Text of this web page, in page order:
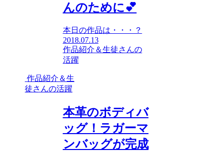
んのために💕
本日の作品は・・・？
2018.07.13
作品紹介＆生徒さんの
活躍
作品紹介＆生
徒さんの活躍
本革のボディバ
ッグ！ラガーマ
ンバッグが完成